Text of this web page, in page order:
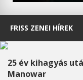
FRISS ZENEI HÍREK
25 év kihagyás
Manowar